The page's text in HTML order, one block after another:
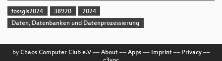
fossgis2024 38920
2024
Daten, Datenbanken und Datenprozessierung
by Chaos Computer Club e.V–– About–– Apps–– Imprint–– Privacy––